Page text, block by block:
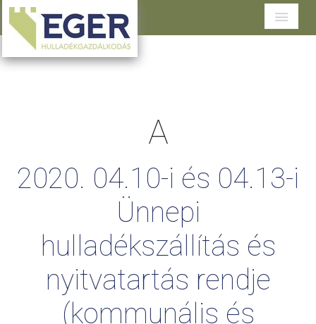
Ügyfélszolgálat
A
2020. 04.10-i és 04.13-i
Ünnepi
hulladékszállítás és
nyitvatartás rendje
(kommunális és